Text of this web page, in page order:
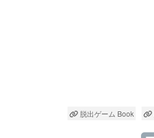
脱出ゲーム Book